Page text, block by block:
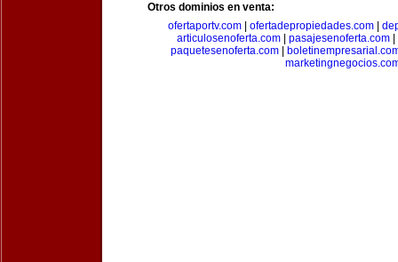
Otros dominios en venta:
ofertaportv.com
ofertadepropiedades.com
articulosenoferta.com
pasajesenoferta.com
paquetesenoferta.com|